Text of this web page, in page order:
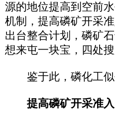
源的地位提高到空前
机制，提高磷矿开采
出台整合计划，磷矿
想来屯一块宝，四处搜
鉴于此，磷化工似
提高磷矿开采准